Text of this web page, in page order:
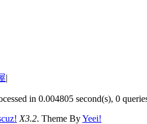
|
in 0.004805 second(s), 0
X3.2. Theme ByYeei!